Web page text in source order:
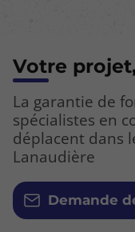
Votre
La garantie de
spécialistes en
déplacent dans
Lanaudière
Demande